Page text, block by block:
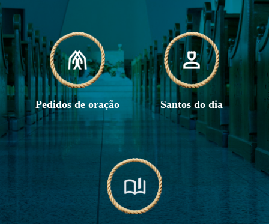
Pedidos de oração Santos do dia